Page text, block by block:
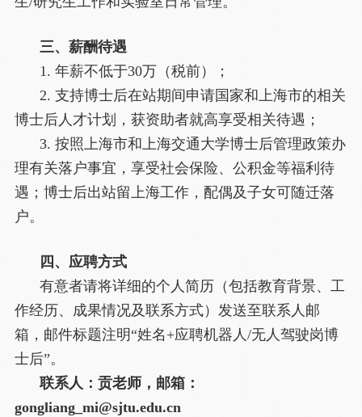
三、薪酬待遇
1. 年薪不低于30万（税前）；
2. 支持博士后在站期间申请国家和上海市的相关
博士后人才计划，获资助者就高享受相关待遇；
3. 按照上海市和上海交通大学博士后管理政策办
理有关落户事宜，享受社会保险、公积金等福利待
遇；博士后出站留上海工作，配偶及子女可随迁落
户。
四、应聘方式
有意者请将详细的个人简历（包括教育背景、工
作经历、成果情况及联系方式）发送至联系人邮
箱，邮件标题注明“姓名+应聘机器人/无人驾驶岗博
士后”。
联系人：贡老师，邮箱：
gongliang_mi@sjtu.edu.cn